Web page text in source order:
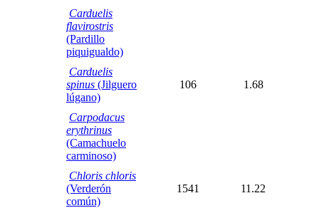
Carduelis
flavirostris
(Pardillo
piquigualdo)
Carduelis
spinus (Jilguero
lúgano)
106 1.68
Carpodacus
erythrinus
(Camachuelo
carminoso)
Chloris chloris
(Verderón
común)
1541 11.22